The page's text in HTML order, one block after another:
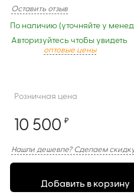
Оставить отзыв
По наличию (уточняйте у
Авторизуйтесь чтобы увидеть
оптовые цены
Розничная цена
10 500 ₽
Нашли дешевле? Сделаем
Добавить в корзину